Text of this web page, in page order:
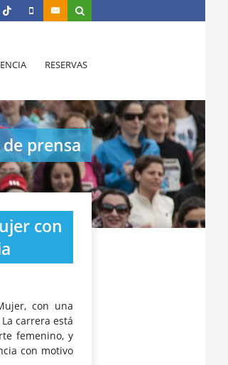
RESERVAS
prensa
con
con una
carrera está
femenino, y
con motivo